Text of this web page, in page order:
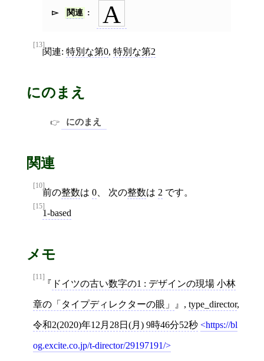
関連 A
[13]
関連: 特別な第0, 特別な第2
にのまえ
にのまえ
関連
[10]
前の整数は 0 、 次の整数は 2 です。
[15]
1-based
メモ
[11]
ドイツの古い数字の1 : デザインの現場 小林
章の「タイプディレクターの眼」 , type_director,
令和2(2020)年12月28日(月) 9時46分52秒 https://bl
og.excite.co.jp/t-director/29197191/